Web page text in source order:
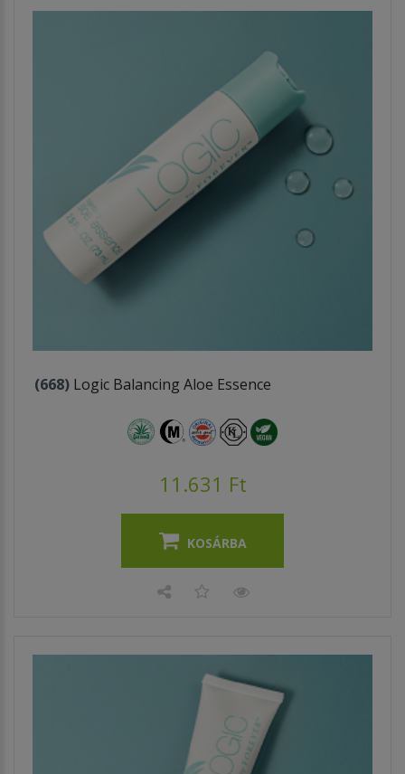
(668) Logic Balancing Aloe Essence
11.631 Ft
KOSÁRBA